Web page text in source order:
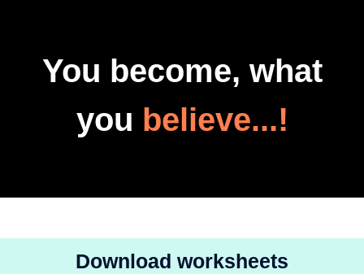
You become, what
you believe...!
Download worksheets